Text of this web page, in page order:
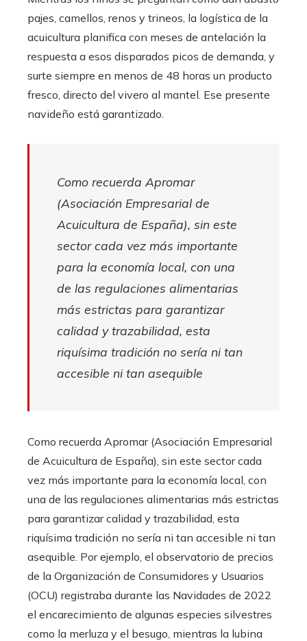
pajes, camellos, renos y trineos, la logística de la
acuicultura planifica con meses de antelación la
respuesta a esos disparados picos de demanda, y
surte siempre en menos de 48 horas un producto
fresco, directo del vivero al mantel. Ese presente
navideño está garantizado.
Como recuerda Apromar
(Asociación Empresarial de
Acuicultura de España), sin este
sector cada vez más importante
para la economía local, con una
de las regulaciones alimentarias
más estrictas para garantizar
calidad y trazabilidad, esta
riquísima tradición no sería ni tan
accesible ni tan asequible
Como recuerda Apromar (Asociación Empresarial
de Acuicultura de España), sin este sector cada
vez más importante para la economía local, con
una de las regulaciones alimentarias más estrictas
para garantizar calidad y trazabilidad, esta
riquísima tradición no sería ni tan accesible ni tan
asequible. Por ejemplo, el observatorio de precios
de la Organización de Consumidores y Usuarios
(OCU) registraba durante las Navidades de 2022
el encarecimiento de algunas especies silvestres
como la merluza y el besugo, mientras la lubina